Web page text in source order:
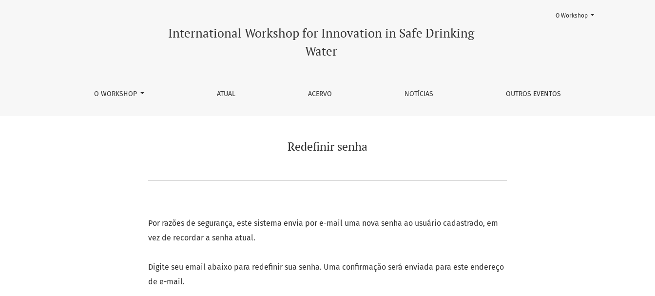
International Workshop for Innovation in Safe Drinking
Water
O WORKSHOP ATUAL ACERVO NOTÍCIAS OUTROS EVENTOS
O Workshop
Redefinir senha
Por razões de segurança, este sistema envia por e-mail uma nova senha ao usuário cadastrado, em
vez de recordar a senha atual.
Digite seu email abaixo para redefinir sua senha. Uma confirmação será enviada para este endereço
de e-mail.